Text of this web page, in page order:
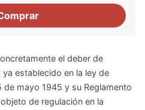
el deber de
establecido en la ley de
de mayo 1945 y su Reglamento
de regulación en la